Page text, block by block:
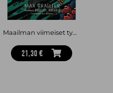
Maailman viimeiset tyypit: Tuhoojan tukikohta
21,30 €